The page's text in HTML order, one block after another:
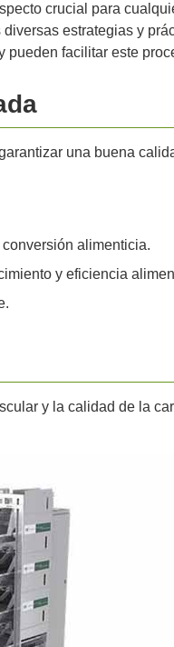
crucial para
estrategias y
pueden facilitar este
una buena
alimenticia.
y eficiencia
y la calidad de la